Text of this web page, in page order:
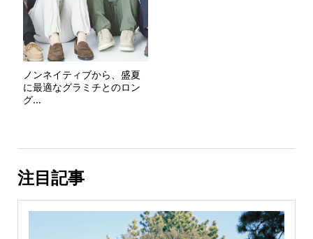
ノンネイティブから、盛夏
に最適なグラミチとのロン
グ...
注目記事